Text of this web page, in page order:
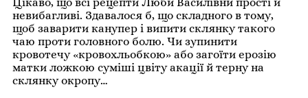
Цікаво, що всі рецепти Люби Василівни прості й
невибагливі. Здавалося б, що складного в тому,
щоб заварити канупер і випити склянку такого
чаю проти головного болю. Чи зупинити
кровотечу «кровохльобкою» або загоїти ерозію
матки ложкою суміші цвіту акації й терну на
склянку окропу…